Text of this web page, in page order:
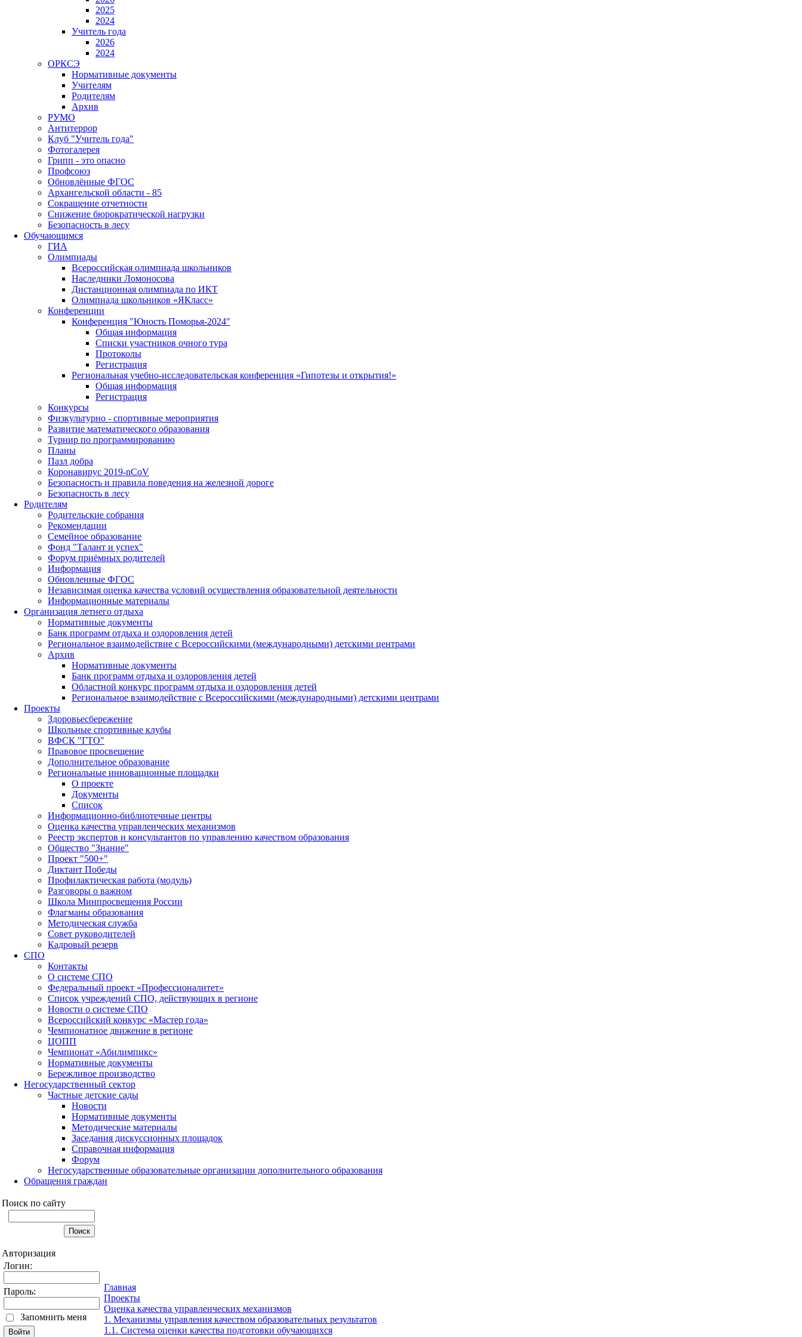
2025
2024
Учитель года
2026
2024
ОРКСЭ
Нормативные документы
Учителям
Родителям
Архив
РУМО
Антитеррор
Клуб "Учитель года"
Фотогалерея
Грипп - это опасно
Профсоюз
Обновлённые ФГОС
Архангельской области - 85
Сокращение отчетности
Снижение бюрократической нагрузки
Безопасность в лесу
Обучающимся
ГИА
Олимпиады
Всероссийская олимпиада школьников
Наследники Ломоносова
Дистанционная олимпиада по ИКТ
Олимпиада школьников «ЯКласс»
Конференции
Конференция "Юность Поморья-2024"
Общая информация
Списки участников очного тура
Протоколы
Регистрация
Региональная учебно-исследовательская конференция «Гипотезы и открытия!»
Общая информация
Регистрация
Конкурсы
Физкультурно - спортивные мероприятия
Развитие математического образования
Турнир по программированию
Планы
Пазл добра
Коронавирус 2019-nCoV
Безопасность и правила поведения на железной дороге
Безопасность в лесу
Родителям
Родительские собрания
Рекомендации
Семейное образование
Фонд "Талант и успех"
Форум приёмных родителей
Информация
Обновленные ФГОС
Независимая оценка качества условий осуществления образовательной деятельности
Информационные материалы
Организация летнего отдыха
Нормативные документы
Банк программ отдыха и оздоровления детей
Региональное взаимодействие с Всероссийскими (международными) детскими центрами
Архив
Нормативные документы
Банк программ отдыха и оздоровления детей
Областной конкурс программ отдыха и оздоровления детей
Региональное взаимодействие с Всероссийскими (международными) детскими центрами
Проекты
Здоровьесбережение
Школьные спортивные клубы
ВФСК "ГТО"
Правовое просвещение
Дополнительное образование
Региональные инновационные площадки
О проекте
Документы
Список
Информационно-библиотечные центры
Оценка качества управленческих механизмов
Реестр экспертов и консультантов по управлению качеством образования
Общество "Знание"
Проект "500+"
Диктант Победы
Профилактическая работа (модуль)
Разговоры о важном
Школа Минпросвещения России
Флагманы образования
Методическая служба
Совет руководителей
Кадровый резерв
СПО
Контакты
О системе СПО
Федеральный проект «Профессионалитет»
Список учреждений СПО, действующих в регионе
Новости о системе СПО
Всероссийский конкурс «Мастер года»
Чемпионатное движение в регионе
ЦОПП
Чемпионат «Абилимпикс»
Нормативные документы
Бережливое производство
Негосударственный сектор
Частные детские сады
Новости
Нормативные документы
Методические материалы
Заседания дискуссионных площадок
Справочная информация
Форум
Негосударственные образовательные организации дополнительного образования
Обращения граждан
Поиск по сайту
Авторизация
Логин:
Пароль:
Запомнить меня
Главная
Проекты
Оценка качества управленческих механизмов
1. Механизмы управления качеством образовательных результатов
1.1. Система оценки качества подготовки обучающихся